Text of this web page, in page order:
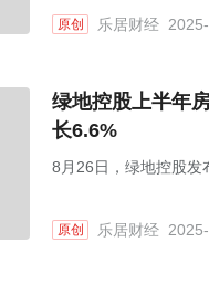
原创 乐居财经
绿地控股上半年
长6.6%
8月26日，绿地控股发
原创 乐居财经